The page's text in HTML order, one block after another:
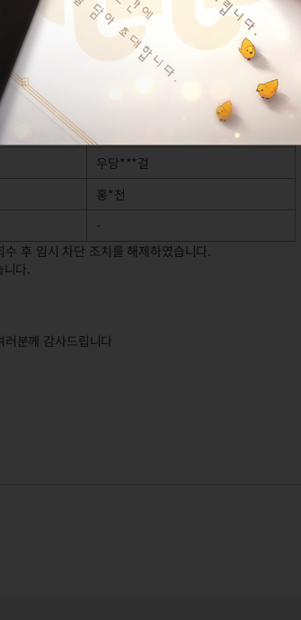
마*미
리**즈
우당***걸
홍*천
-
후 임시 차단 조치를 해제하였습니다.
다.
분께 감사드립니다